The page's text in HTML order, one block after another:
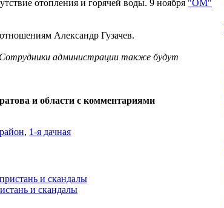
отопления и горячей воды. 9 ноября "ОМ"
Александр Гузачев.
администрации также будут
и области с комментариями
, 1-я дачная
и скандалы